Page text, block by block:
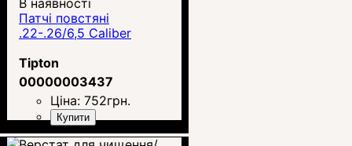
Патчі повстяні
.22-.26/6,5 Caliber
Tipton
00000003437
Ціна: 752грн.
Купити